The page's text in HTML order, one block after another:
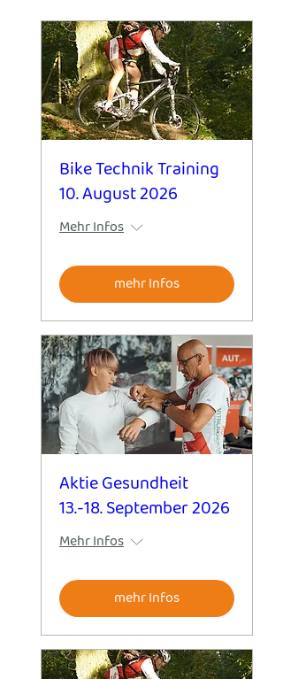
Jeff Rasley
Bike Technik Training
10. August 2026
Mehr Infos
mehr Infos
Aktie Gesundheit
13.-18. September 2026
Mehr Infos
mehr Infos